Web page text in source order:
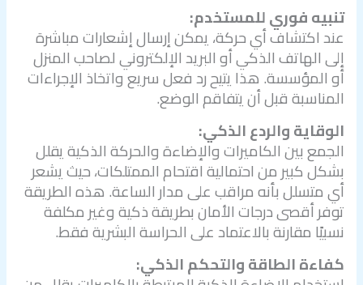
تنبيه فوري للمستخدم:
عند اكتشاف أي حركة، يمكن إرسال إشعارات مباشرة
إلى الهاتف الذكي أو البريد الإلكتروني لصاحب المنزل
أو المؤسسة. هذا يتيح رد فعل سريع واتخاذ الإجراءات
المناسبة قبل أن يتفاقم الوضع.
الوقاية والردع الذكي:
الجمع بين الكاميرات والإضاءة والحركة الذكية يقلل
بشكل كبير من احتمالية اقتحام الممتلكات، حيث يشعر
أي متسلل بأنه مراقب على مدار الساعة. هذه الطريقة
توفر أقصى درجات الأمان بطريقة ذكية وغير مكلفة
نسبيًا مقارنة بالاعتماد على الحراسة البشرية فقط.
كفاءة الطاقة والتحكم الذكي: